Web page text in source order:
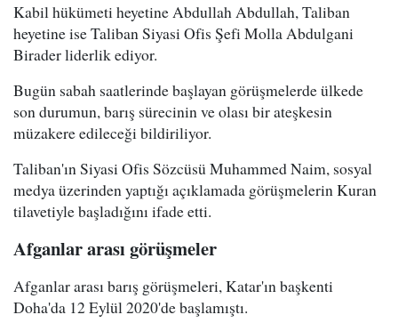
Kabil hükümeti heyetine Abdullah Abdullah, Taliban
heyetine ise Taliban Siyasi Ofis Şefi Molla Abdulgani
Birader liderlik ediyor.
Bugün sabah saatlerinde başlayan görüşmelerde ülkede
son durumun, barış sürecinin ve olası bir ateşkesin
müzakere edileceği bildiriliyor.
Taliban'ın Siyasi Ofis Sözcüsü Muhammed Naim, sosyal
medya üzerinden yaptığı açıklamada görüşmelerin Kuran
tilavetiyle başladığını ifade etti.
Afganlar arası görüşmeler
Afganlar arası barış görüşmeleri, Katar'ın başkenti
Doha'da 12 Eylül 2020'de başlamıştı.